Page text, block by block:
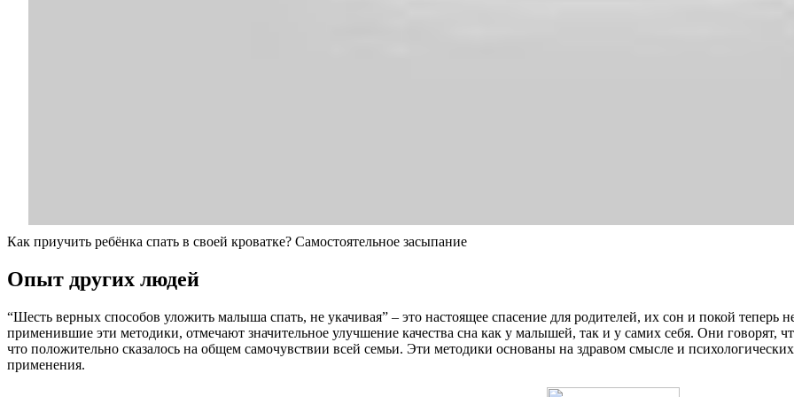
Как приучить ребёнка спать в своей кроватке? Самостоятельное засыпание
Опыт других людей
“Шесть верных способов уложить малыша спать, не укачивая” – это настоящее спасение для родителей, их сон и покой
применившие эти методики, отмечают значительное улучшение качества сна как у малышей, так и у самих себя. Они говорят,
что положительно сказалось на общем самочувствии всей семьи. Эти методики основаны на здравом смысле и
применения.